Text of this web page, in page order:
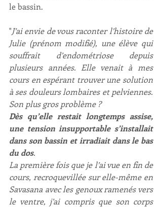
le bassin.
"J’ai envie de vous raconter l’histoire de
Julie (prénom modifié), une élève qui
souffrait d’endométriose depuis
plusieurs années. Elle venait à mes
cours en espérant trouver une solution
à ses douleurs lombaires et pelviennes.
Son plus gros problème ?
Dès qu’elle restait longtemps assise,
une tension insupportable s’installait
dans son bassin et irradiait dans le bas
du dos.
La première fois que je l’ai vue en fin de
cours, recroquevillée sur elle-même en
Savasana avec les genoux ramenés vers
le ventre, j’ai compris que son corps